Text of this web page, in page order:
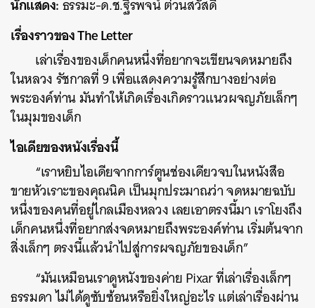
ธรรมะ-ด.ช.ฐิรพจน์ ต่วนสวัสดิ์
เรื่องราวของ The Letter
เล่าเรื่องของเด็กคนหนึ่งที่อยากจะเขียนจดหมายถึง
ในหลวง รัชกาลที่ 9 เพื่อแสดงความรู้สึกบางอย่างต่อ
พระองค์ท่าน มันทำให้เกิดเรื่องเกิดราวแนวผจญภัยเล็กๆ
ในมุมของเด็ก
ไอเดียของหนังเรื่องนี้
“เราหยิบไอเดียจากการ์ตูนช่องเดียวจบในหนังสือ
ขายหัวเราะของคุณนิค เป็นมุกประมาณว่า จดหมายฉบับ
หนึ่งของคนที่อยู่ไกลเมืองหลวง เลยเอาตรงนี้มา เราโยงถึง
เด็กคนหนึ่งที่อยากส่งจดหมายถึงพระองค์ท่าน เริ่มต้นจาก
สิ่งเล็กๆ ตรงนี้แล้วนำไปสู่การผจญภัยของเด็ก”
“มันเหมือนเราดูหนังของค่าย Pixar ที่เล่าเรื่องเล็กๆ
ธรรมดา ไม่ได้ดูซับซ้อนหรือยิ่งใหญ่อะไร แต่เล่าเรื่องผ่าน